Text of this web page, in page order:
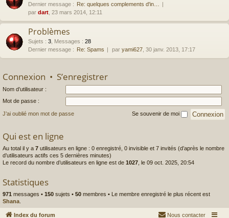
Dernier message : Re: quelques complements d'in…
par dart , 23 mars 2014, 12:11
Problèmes
Sujets : 3 Messages : 28
Dernier message : Re: Spams par yami627 , 30 janv. 2013, 17:17
Connexion • S’enregistrer
Nom d’utilisateur :
Mot de passe :
J’ai oublié mon mot de passe Se souvenir de moi
Qui est en ligne
Au total il y a 7 utilisateurs en ligne : 0 enregistré, 0 invisible et 7 invités (d’après le nombre
d’utilisateurs actifs ces 5 dernières minutes)
Le record du nombre d’utilisateurs en ligne est de 1027, le 09 oct. 2025, 20:54
Statistiques
971 messages • 150 sujets • 50 membres • Le membre enregistré le plus récent est
Shana.
Index du forum Nous contacter